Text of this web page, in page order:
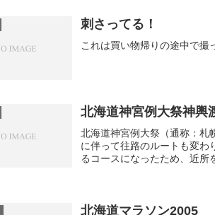
刺さってる！
これは買い物帰りの途中で撮
北海道神宮例大祭神輿
北海道神宮例大祭（通称：札
に伴って往路のルートも変わ
るコースになったため、近所
北海道マラソン2005